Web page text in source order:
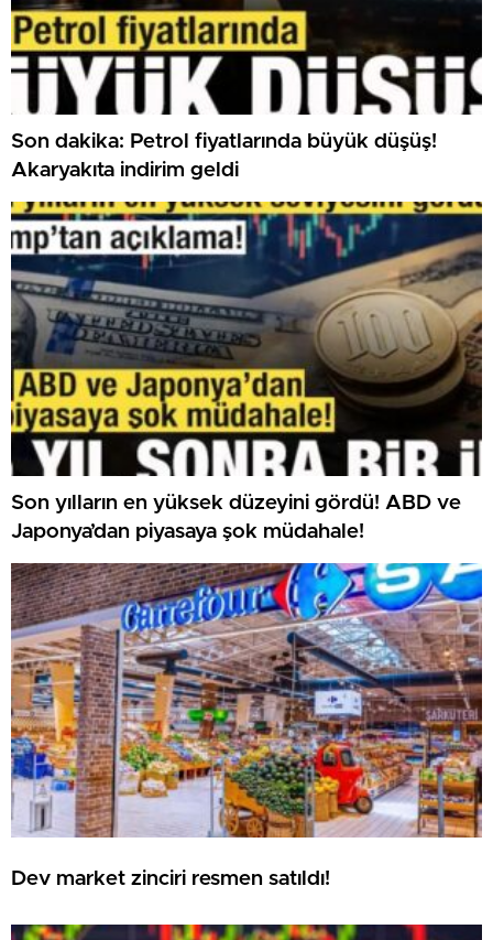
Son dakika: Petrol fiyatlarında büyük düşüş!
Akaryakıta indirim geldi
Son yılların en yüksek düzeyini gördü! ABD ve
Japonya’dan piyasaya şok müdahale!
Dev market zinciri resmen satıldı!